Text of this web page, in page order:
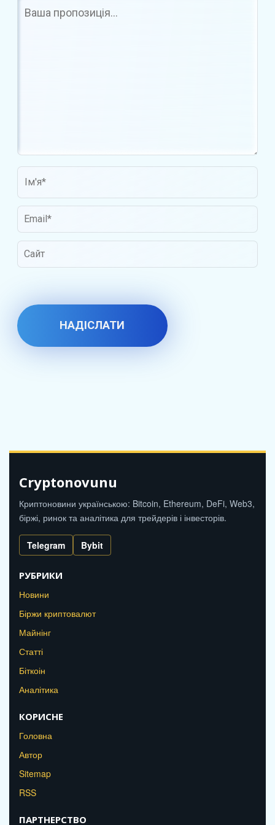
Cryptonovunu
Криптоновини українською: Bitcoin, Ethereum, DeFi, Web3,
біржі, ринок та аналітика для трейдерів і інвесторів.
Telegram Bybit
РУБРИКИ
Новини
Біржи криптовалют
Майнінг
Статті
Біткоін
Аналітика
КОРИСНЕ
Головна
Автор
Sitemap
RSS
ПАРТНЕРСТВО